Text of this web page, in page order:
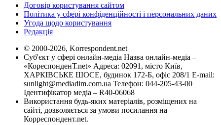
Договір користування сайтом
Політика у сфері конфіденційності і персональних даних
Угода щодо користування
Редакція
© 2000-2026, Korrespondent.net
Суб'єкт у сфері онлайн-медіа Назва онлайн-медіа –
«КореспонденТ.net» Адреса: 02091, місто Київ,
ХАРКІВСЬКЕ ШОСЕ, будинок 172-Б, офіс 208/1 E-mail:
sunlight@mediadim.com.ua Телефон: 044-205-43-00
Ідентифікатор медіа – R40-06068
Використання будь-яких матеріалів, розміщених на
сайті, дозволяється за умови посилання на
Корреспондент.net.